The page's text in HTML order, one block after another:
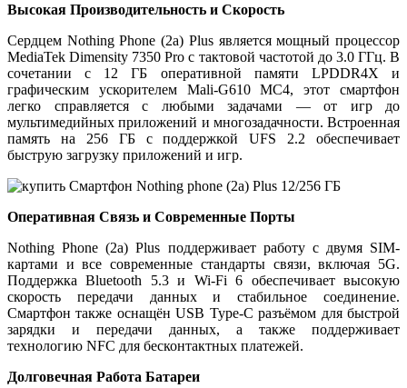
Высокая Производительность и Скорость
Сердцем Nothing Phone (2a) Plus является мощный процессор
MediaTek Dimensity 7350 Pro с тактовой частотой до 3.0 ГГц. В
сочетании с 12 ГБ оперативной памяти LPDDR4X и
графическим ускорителем Mali-G610 MC4, этот смартфон
легко справляется с любыми задачами — от игр до
мультимедийных приложений и многозадачности. Встроенная
память на 256 ГБ с поддержкой UFS 2.2 обеспечивает
быструю загрузку приложений и игр.
Оперативная Связь и Современные Порты
Nothing Phone (2a) Plus поддерживает работу с двумя SIM-
картами и все современные стандарты связи, включая 5G.
Поддержка Bluetooth 5.3 и Wi-Fi 6 обеспечивает высокую
скорость передачи данных и стабильное соединение.
Смартфон также оснащён USB Type-C разъёмом для быстрой
зарядки и передачи данных, а также поддерживает
технологию NFC для бесконтактных платежей.
Долговечная Работа Батареи